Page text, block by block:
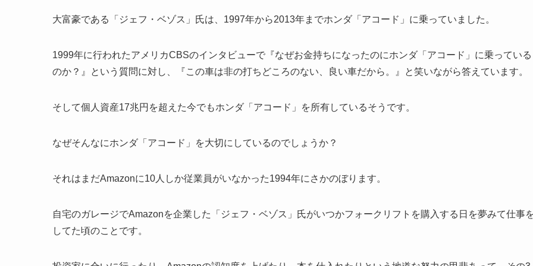
大富豪である「ジェフ・ベゾス」氏は、1997年から2013年までホンダ「アコード」に乗っていました。
1999年に行われたアメリカCBSのインタビューで『なぜお金持ちになったのにホンダ「アコード」に乗っている
のか？』という質問に対し、『この車は非の打ちどころのない、良い車だから。』と笑いながら答えています。
そして個人資産17兆円を超えた今でもホンダ「アコード」を所有しているそうです。
なぜそんなにホンダ「アコード」を大切にしているのでしょうか？
それはまだAmazonに10人しか従業員がいなかった1994年にさかのぼります。
自宅のガレージでAmazonを企業した「ジェフ・ベゾス」氏がいつかフォークリフトを購入する日を夢みて仕事
してた頃のことです。